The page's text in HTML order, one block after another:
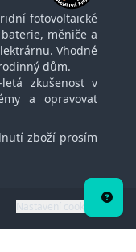
fotovoltaické
baterie, měniče a
Vhodné
dům.
zkušenost v
a opravovat
zboží prosím
Nastavení cookies